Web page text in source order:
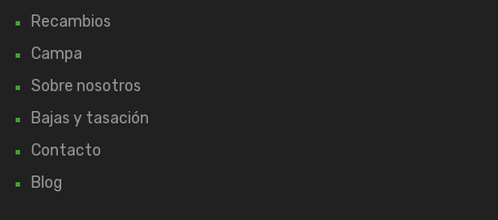
Recambios
Campa
Sobre nosotros
Bajas y tasación
Contacto
Blog